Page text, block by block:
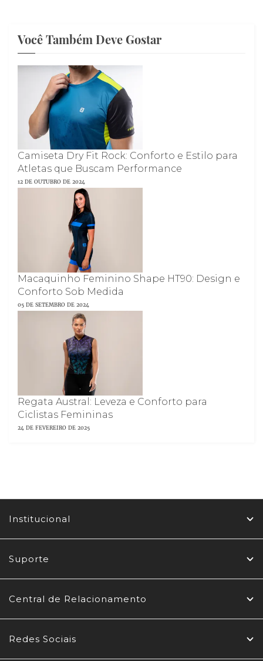
Você Também Deve Gostar
Camiseta Dry Fit Rock: Conforto e Estilo para
Atletas que Buscam Performance
12 DE OUTUBRO DE 2024
Macaquinho Feminino Shape HT90: Design e
Conforto Sob Medida
05 DE SETEMBRO DE 2024
Regata Austral: Leveza e Conforto para
Ciclistas Femininas
24 DE FEVEREIRO DE 2025
Institucional
Suporte
Central de Relacionamento
Redes Sociais